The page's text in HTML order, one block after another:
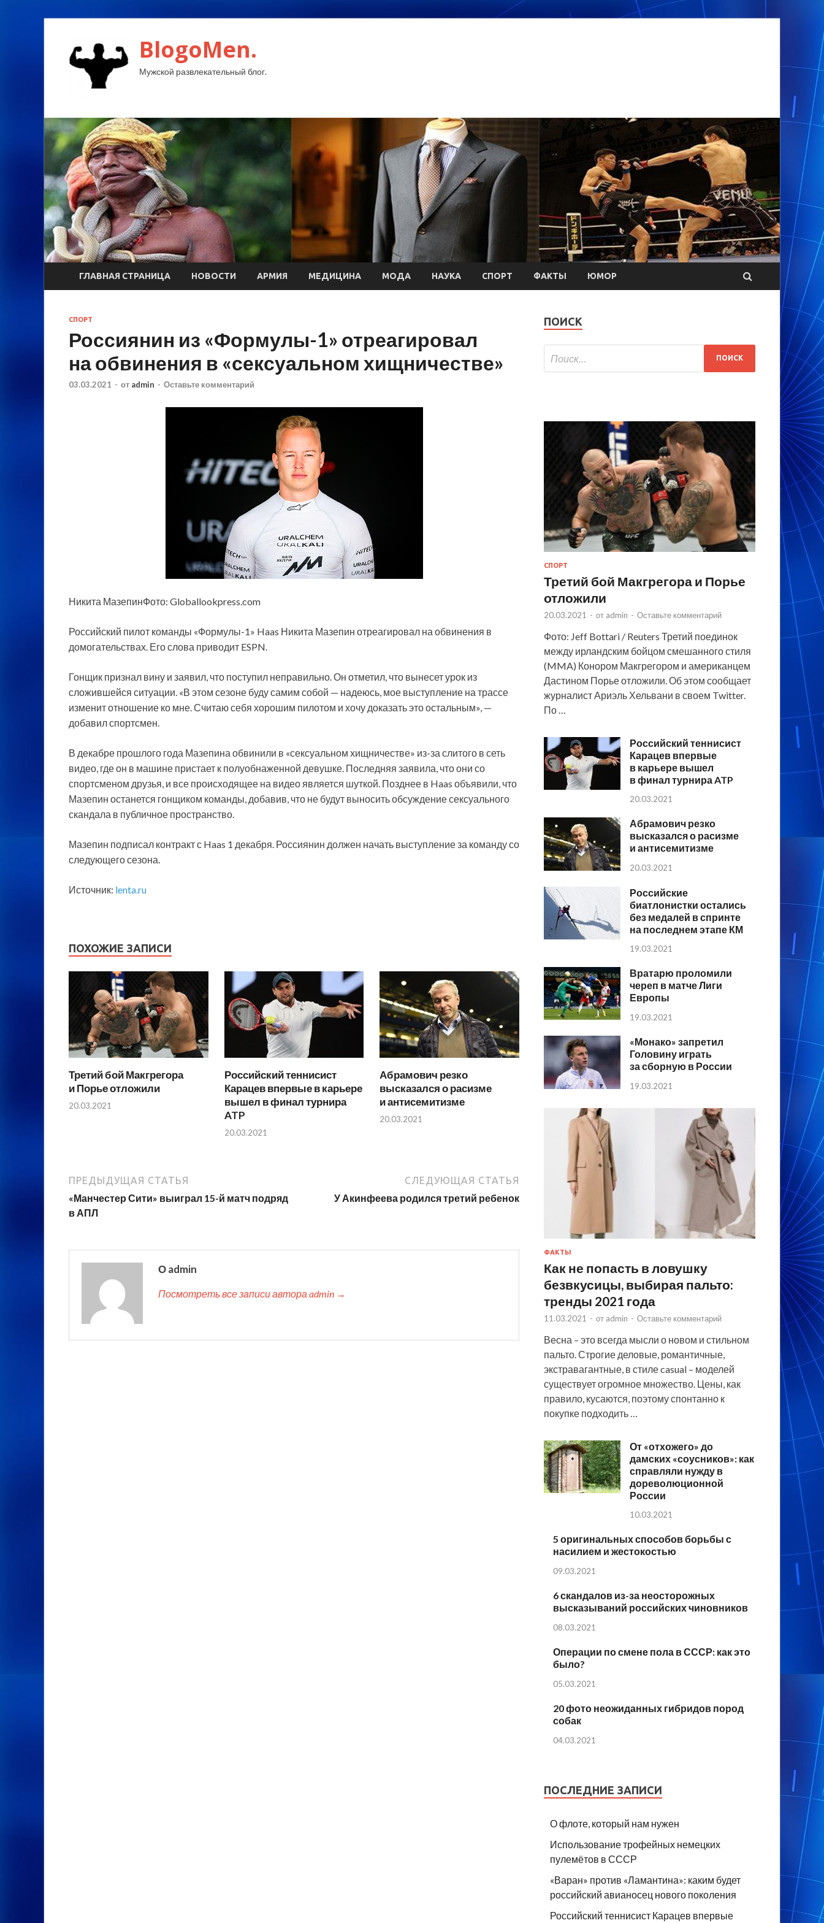
BlogoMen.
Мужской развлекательный блог.
ГЛАВНАЯ СТРАНИЦА НОВОСТИ АРМИЯ МЕДИЦИНА МОДА НАУКА СПОРТ ФАКТЫ ЮМОР
СПОРТ
Россиянин из «Формулы-1» отреагировал
на обвинения в «сексуальном хищничестве»
03.03.2021 - от admin - Оставьте комментарий
Никита МазепинФото: Globallookpress.com
Российский пилот команды «Формулы-1» Haas Никита Мазепин отреагировал на обвинения в
домогательствах. Его слова приводит ESPN.
Гонщик признал вину и заявил, что поступил неправильно. Он отметил, что вынесет урок из
сложившейся ситуации. «В этом сезоне буду самим собой — надеюсь, мое выступление на трассе
изменит отношение ко мне. Считаю себя хорошим пилотом и хочу доказать это остальным», —
добавил спортсмен.
В декабре прошлого года Мазепина обвинили в «сексуальном хищничестве» из-за слитого в сеть
видео, где он в машине пристает к полуобнаженной девушке. Последняя заявила, что они со
спортсменом друзья, и все происходящее на видео является шуткой. Позднее в Haas объявили, что
Мазепин останется гонщиком команды, добавив, что не будут выносить обсуждение сексуального
скандала в публичное пространство.
Мазепин подписал контракт с Haas 1 декабря. Россиянин должен начать выступление за команду со
следующего сезона.
Источник: lenta.ru
ПОХОЖИЕ ЗАПИСИ
Третий бой Макгрегора
и Порье отложили
20.03.2021
Российский теннисист
Карацев впервые в карьере
вышел в финал турнира
ATP
20.03.2021
Абрамович резко
высказался о расизме
и антисемитизме
20.03.2021
ПРЕДЫДУЩАЯ СТАТЬЯ
«Манчестер Сити» выиграл 15-й матч подряд
в АПЛ
СЛЕДУЮЩАЯ СТАТЬЯ
У Акинфеева родился третий ребенок
О admin
Посмотреть все записи автора admin →
ПОИСК
СПОРТ
Третий бой Макгрегора и Порье
отложили
20.03.2021 - от admin - Оставьте комментарий
Фото: Jeff Bottari / Reuters Третий поединок
между ирландским бойцом смешанного стиля
(MMA) Конором Макгрегором и американцем
Дастином Порье отложили. Об этом сообщает
журналист Ариэль Хельвани в своем Twitter.
По …
Российский теннисист
Карацев впервые
в карьере вышел
в финал турнира ATP
20.03.2021
Абрамович резко
высказался о расизме
и антисемитизме
20.03.2021
Российские
биатлонистки остались
без медалей в спринте
на последнем этапе КМ
19.03.2021
Вратарю проломили
череп в матче Лиги
Европы
19.03.2021
«Монако» запретил
Головину играть
за сборную в России
19.03.2021
ФАКТЫ
Как не попасть в ловушку
безвкусицы, выбирая пальто:
тренды 2021 года
11.03.2021 - от admin - Оставьте комментарий
Весна – это всегда мысли о новом и стильном
пальто. Строгие деловые, романтичные,
экстравагантные, в стиле casual – моделей
существует огромное множество. Цены, как
правило, кусаются, поэтому спонтанно к
покупке подходить …
От «отхожего» до
дамских «соусников»: как
справляли нужду в
дореволюционной
России
10.03.2021
5 оригинальных способов борьбы с
насилием и жестокостью
09.03.2021
6 скандалов из-за неосторожных
высказываний российских чиновников
08.03.2021
Операции по смене пола в СССР: как это
было?
05.03.2021
20 фото неожиданных гибридов пород
собак
04.03.2021
ПОСЛЕДНИЕ ЗАПИСИ
О флоте, который нам нужен
Использование трофейных немецких
пулемётов в СССР
«Варан» против «Ламантина»: каким будет
российский авианосец нового поколения
Российский теннисист Карацев впервые